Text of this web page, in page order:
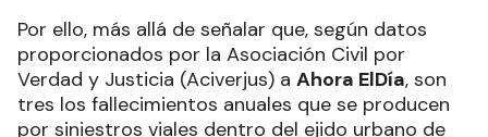
Por ello, más allá de señalar que, según datos
proporcionados por la Asociación Civil por
Verdad y Justicia (Aciverjus) a Ahora ElDía, son
tres los fallecimientos anuales que se producen
por siniestros viales dentro del ejido urbano de